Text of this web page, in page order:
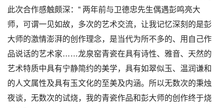
此次合作感触颇深：“ 两年前与卫德忠先生偶遇彭鸣亮大
师，可谓一见如故，多次的艺术交流，让我记忆深刻的是彭
大师的激情澎湃的创作理念，是当代为所不多的、用自己作
品说话的艺术家……龙泉窑青瓷在具有诗性、雅音、天然的
艺术特质中具有宁静简约的美学，具有如翠似玉、温润谦和
的人文属性及具有玉文化的至美及内涵。所以无数次的秉烛
夜谈，无数次的试烧，我的青瓷作品和彭大师的创作终于烧